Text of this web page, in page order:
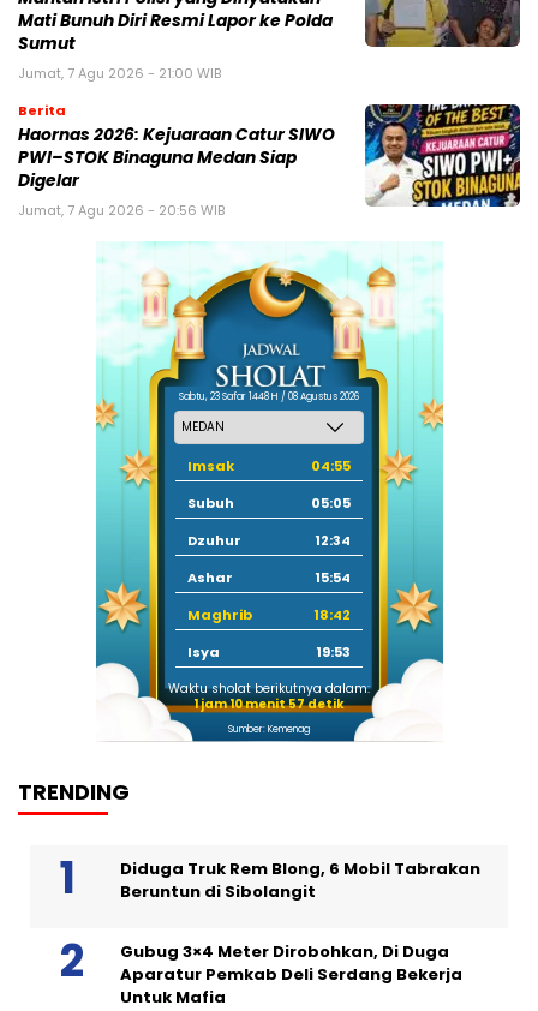
Mati Bunuh Diri Resmi Lapor ke Polda
Sumut
Jumat, 7 Agu 2026 - 21:00 WIB
Berita
Haornas 2026: Kejuaraan Catur SIWO
PWI–STOK Binaguna Medan Siap
Digelar
Jumat, 7 Agu 2026 - 20:56 WIB
Sabtu, 23 Safar 1448 H / 08 Agustus 2026
Imsak
04:55
Subuh
05:05
Dzuhur
12:34
Ashar
15:54
Maghrib
18:42
Isya
19:53
Waktu sholat berikutnya dalam:
1 jam 10 menit 56 detik
Sumber: Kemenag
TRENDING
Diduga Truk Rem Blong, 6 Mobil Tabrakan
Beruntun di Sibolangit
Gubug 3×4 Meter Dirobohkan, Di Duga
Aparatur Pemkab Deli Serdang Bekerja
Untuk Mafia